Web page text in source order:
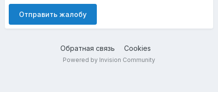
Отправить жалобу
Обратная связь Cookies
Powered by Invision Community